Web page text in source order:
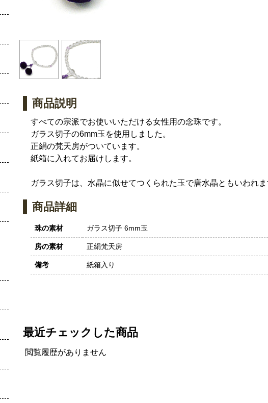
商品説明
すべての宗派でお使いいただける女性用の念珠です。
ガラス切子の6mm玉を使用しました。
正絹の梵天房がついています。
紙箱に入れてお届けします。
ガラス切子は、水晶に似せてつくられた玉で唐水晶ともいわれ
商品詳細
珠の素材 ガラス切子 6mm玉
房の素材 正絹梵天房
備考 紙箱入り
最近チェックした商品
閲覧履歴がありません